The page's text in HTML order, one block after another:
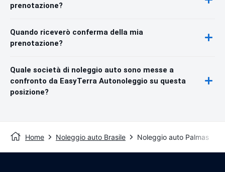
prenotazione?
Quando riceverò conferma della mia
prenotazione?
Quale società di noleggio auto sono messe a
confronto da EasyTerra Autonoleggio su questa
posizione?
Home Noleggio auto Brasile Noleggio auto Palmas